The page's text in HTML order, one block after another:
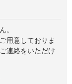
。
用意しておりま
連絡をいただけ